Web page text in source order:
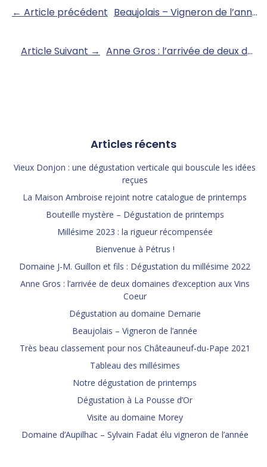
Post
navigation
← Article précédent Beaujolais – Vigneron de l’année
Post
Article Suivant → Anne Gros : l’arrivée de deux domaines d’exception aux Vins Coeur
Articles récents
Vieux Donjon : une dégustation verticale qui bouscule les idées
reçues
La Maison Ambroise rejoint notre catalogue de printemps
Bouteille mystère – Dégustation de printemps
Millésime 2023 : la rigueur récompensée
Bienvenue à Pétrus !
Domaine J-M. Guillon et fils : Dégustation du millésime 2022
Anne Gros : l’arrivée de deux domaines d’exception aux Vins
Coeur
Dégustation au domaine Demarie
Beaujolais – Vigneron de l’année
Très beau classement pour nos Châteauneuf-du-Pape 2021
Tableau des millésimes
Notre dégustation de printemps
Dégustation à La Pousse d’Or
Visite au domaine Morey
Domaine d’Aupilhac – Sylvain Fadat élu vigneron de l’année